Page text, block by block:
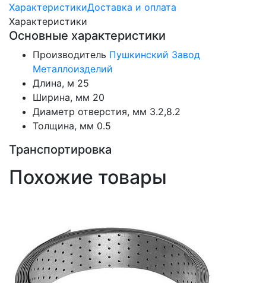
ХарактеристикиДоставка и оплата
Характеристики
Основные характеристики
Производитель Пушкинский Завод
Металлоизделий
Длина, м 25
Ширина, мм 20
Диаметр отверстия, мм 3.2,8.2
Толщина, мм 0.5
Транспортировка
Похожие товары